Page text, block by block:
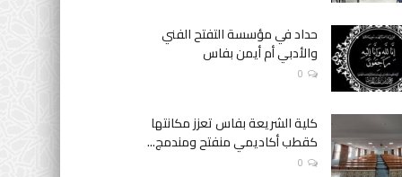
حداد في مؤسسة التفتح الفني
والأدبي أم أيمن بفاس
0
كلية الشريعة بفاس تعزز مكانتها
كقطب أكاديمي منفتح ومندمج...
0